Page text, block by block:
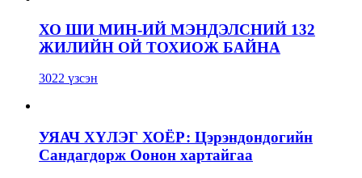
ХО ШИ МИН-ИЙ МЭНДЭЛСНИЙ 132
ЖИЛИЙН ОЙ ТОХИОЖ БАЙНА
3022 үзсэн
УЯАЧ ХҮЛЭГ ХОЁР: Цэрэндондогийн
Сандагдорж Оонон хартайгаа